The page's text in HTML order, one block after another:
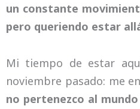
un constante
pero queriendo estar
Mi tiempo de estar
noviembre pasado: me
no pertenezco al